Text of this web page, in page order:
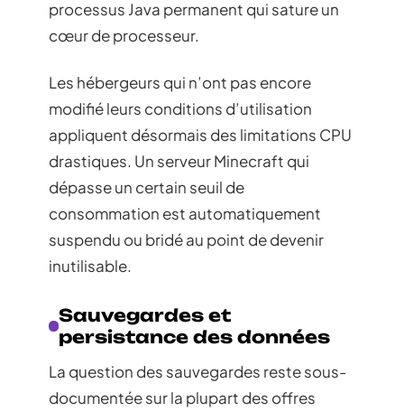
processus Java permanent qui sature un
cœur de processeur.
Les hébergeurs qui n’ont pas encore
modifié leurs conditions d’utilisation
appliquent désormais des limitations CPU
drastiques. Un serveur Minecraft qui
dépasse un certain seuil de
consommation est automatiquement
suspendu ou bridé au point de devenir
inutilisable.
Sauvegardes et
persistance des données
La question des sauvegardes reste sous-
documentée sur la plupart des offres